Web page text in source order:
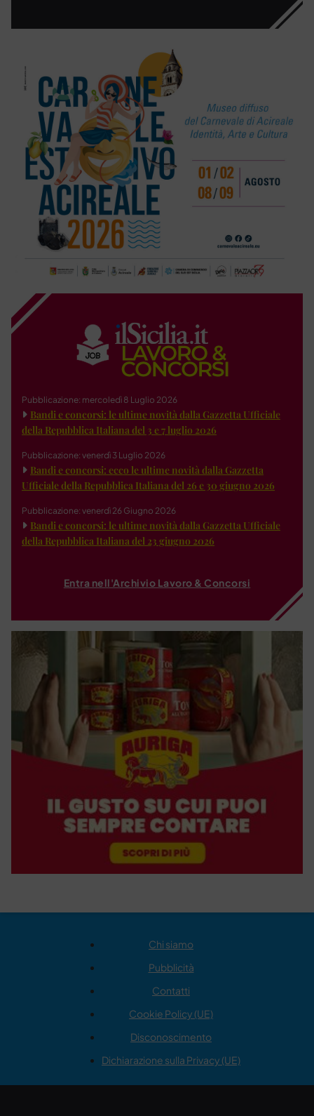
Pubblicazione: mercoledì 8 Luglio 2026
Bandi e concorsi: le ultime novità dalla Gazzetta Ufficiale
della Repubblica Italiana del 3 e 7 luglio 2026
Pubblicazione: venerdì 3 Luglio 2026
Bandi e concorsi: ecco le ultime novità dalla Gazzetta
Ufficiale della Repubblica Italiana del 26 e 30 giugno 2026
Pubblicazione: venerdì 26 Giugno 2026
Bandi e concorsi: le ultime novità dalla Gazzetta Ufficiale
della Repubblica Italiana del 23 giugno 2026
Entra nell'Archivio Lavoro & Concorsi
Chi siamo
Pubblicità
Contatti
Cookie Policy (UE)
Disconoscimento
Dichiarazione sulla Privacy (UE)